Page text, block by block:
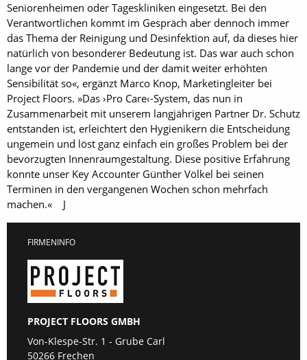
Seniorenheimen oder Tageskliniken eingesetzt. Bei den
Verantwortlichen kommt im Gespräch aber dennoch immer
das Thema der Reinigung und Desinfektion auf, da dieses hier
natürlich von besonderer Bedeutung ist. Das war auch schon
lange vor der Pandemie und der damit weiter erhöhten
Sensibilität so«, ergänzt Marco Knop, Marketingleiter bei
Project Floors. »Das ›Pro Care‹-System, das nun in
Zusammenarbeit mit unserem langjährigen Partner Dr. Schutz
entstanden ist, erleichtert den Hygienikern die Entscheidung
ungemein und löst ganz einfach ein großes Problem bei der
bevorzugten Innenraumgestaltung. Diese positive Erfahrung
konnte unser Key Accounter Günther Völkel bei seinen
Terminen in den vergangenen Wochen schon mehrfach
machen.« J
FIRMENINFO
PROJECT FLOORS GMBH
Von-Klespe-Str. 1 - Grube Carl
50266 Frechen